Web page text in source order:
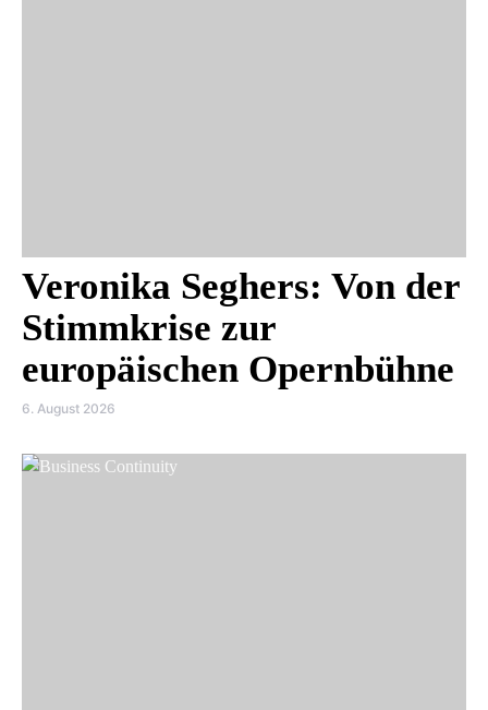
Veronika Seghers: Von der
Stimmkrise zur
europäischen Opernbühne
6. August 2026